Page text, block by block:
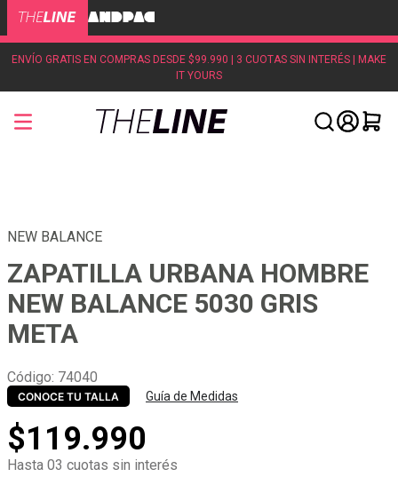
ENVÍO GRATIS EN COMPRAS DESDE $99.990 | 3 CUOTAS SIN INTERÉS | MAKE
IT YOURS
NEW BALANCE
ZAPATILLA URBANA HOMBRE
NEW BALANCE 5030 GRIS
META
Código: 74040
CONOCE TU TALLA Guía de Medidas
$119.990
Hasta 03 cuotas sin interés